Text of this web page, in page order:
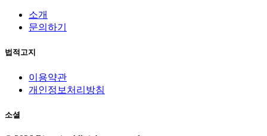
소개
문의하기
법적고지
이용약관
개인정보처리방침
소셜